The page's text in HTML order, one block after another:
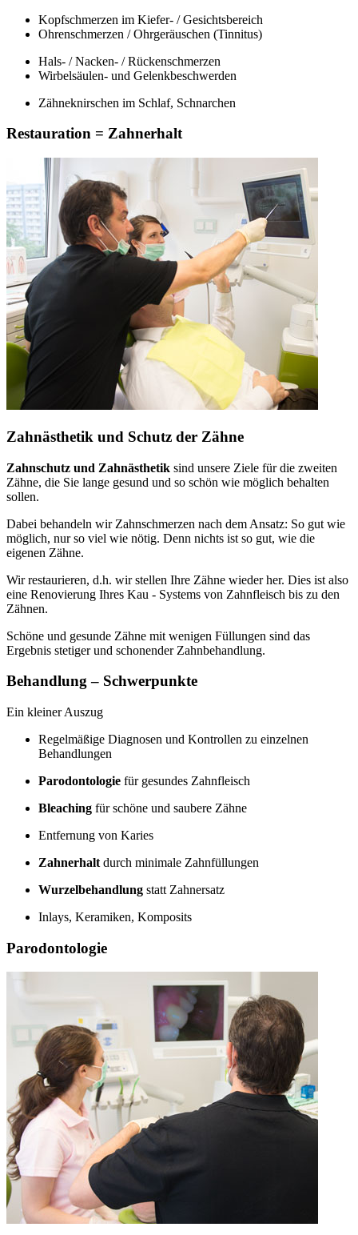
Kopfschmerzen im Kiefer- / Gesichtsbereich
Ohrenschmerzen / Ohrgeräuschen (Tinnitus)
Hals- / Nacken- / Rückenschmerzen
Wirbelsäulen- und Gelenkbeschwerden
Zähneknirschen im Schlaf, Schnarchen
Restauration = Zahnerhalt
Zahnästhetik und Schutz der Zähne
Zahnschutz und Zahnästhetik sind unsere Ziele für die zweiten
Zähne, die Sie lange gesund und so schön wie möglich behalten
sollen.
Dabei behandeln wir Zahnschmerzen nach dem Ansatz: So gut wie
möglich, nur so viel wie nötig. Denn nichts ist so gut, wie die
eigenen Zähne.
Wir restaurieren, d.h. wir stellen Ihre Zähne wieder her. Dies ist also
eine Renovierung Ihres Kau - Systems von Zahnfleisch bis zu den
Zähnen.
Schöne und gesunde Zähne mit wenigen Füllungen sind das
Ergebnis stetiger und schonender Zahnbehandlung.
Behandlung – Schwerpunkte
Ein kleiner Auszug
Regelmäßige Diagnosen und Kontrollen zu einzelnen
Behandlungen
Parodontologie für gesundes Zahnfleisch
Bleaching für schöne und saubere Zähne
Entfernung von Karies
Zahnerhalt durch minimale Zahnfüllungen
Wurzelbehandlung statt Zahnersatz
Inlays, Keramiken, Komposits
Parodontologie